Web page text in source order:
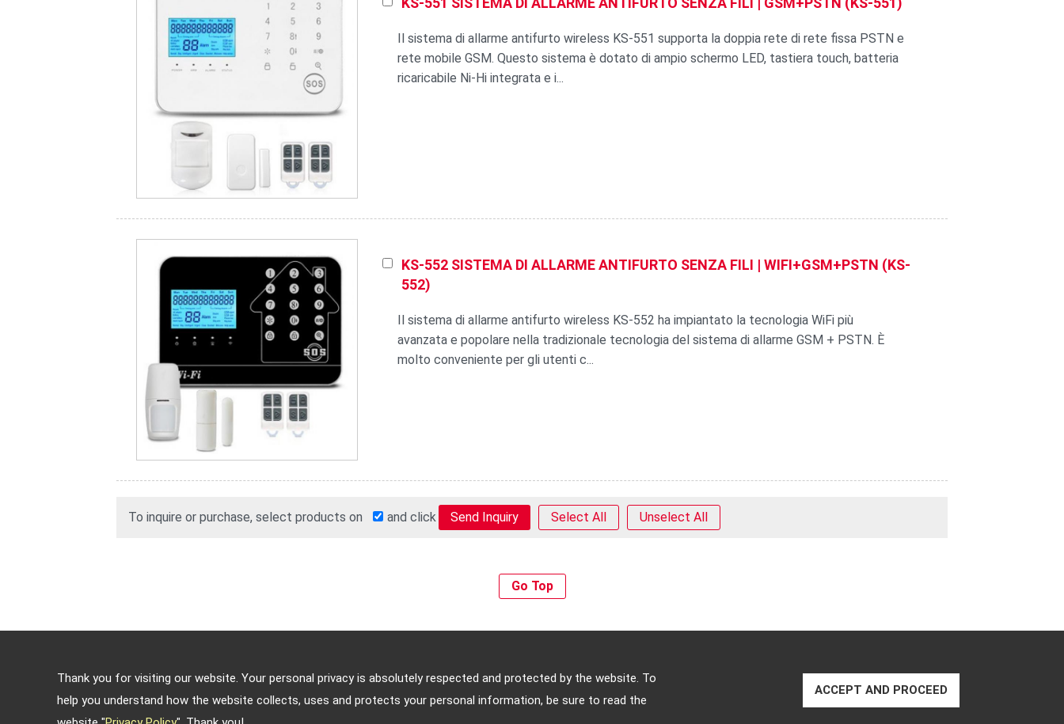
Thank you for visiting our website. Your personal privacy is absolutely respected and protected by the website. To
help you understand how the website collects, uses and protects your personal information, be sure to read the
ACCEPT AND PROCEED
Il sistema di allarme antifurto wireless KS-551 supporta la doppia rete di rete fissa PSTN e
rete mobile GSM. Questo sistema è dotato di ampio schermo LED, tastiera touch, batteria
ricaricabile Ni-Hi integrata e i...
KS-552 SISTEMA DI ALLARME ANTIFURTO SENZA FILI | WIFI+GSM+PSTN (KS-
552)
Il sistema di allarme antifurto wireless KS-552 ha impiantato la tecnologia WiFi più
avanzata e popolare nella tradizionale tecnologia del sistema di allarme GSM + PSTN. È
molto conveniente per gli utenti c...
To inquire or purchase, select products on and click Select All Unselect All
Go Top
TEL: 886-2-2708-5151 FAX: 886-2-2703-5588 E-mail:
info@keysecurity.com.tw
Copyright © 2026Key SecurityAll rights reserved.-Privacy Policy